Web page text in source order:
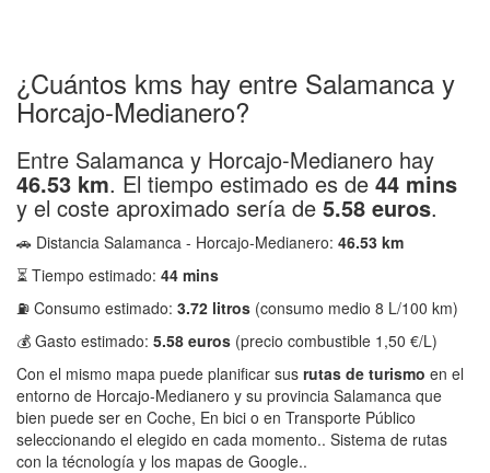
¿Cuántos kms hay entre Salamanca y
Horcajo-Medianero?
Entre Salamanca y Horcajo-Medianero hay
46.53 km. El tiempo estimado es de 44 mins
y el coste aproximado sería de 5.58 euros.
🚗 Distancia Salamanca - Horcajo-Medianero: 46.53 km
⏳ Tiempo estimado: 44 mins
⛽ Consumo estimado: 3.72 litros (consumo medio 8 L/100 km)
💰 Gasto estimado: 5.58 euros (precio combustible 1,50 €/L)
Con el mismo mapa puede planificar sus rutas de turismo en el
entorno de Horcajo-Medianero y su provincia Salamanca que
bien puede ser en Coche, En bici o en Transporte Público
seleccionando el elegido en cada momento.. Sistema de rutas
con la técnología y los mapas de Google..